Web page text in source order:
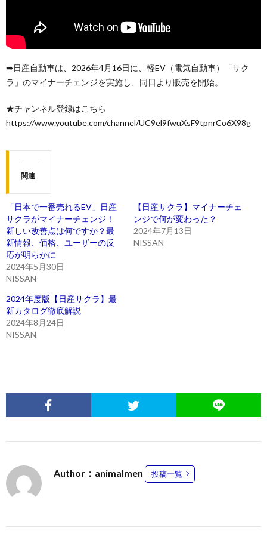
➡︎日産自動車は、2026年4月16日に、軽EV（電気自動車）「サク
ラ」のマイナーチェンジを実施し、同日より販売を開始。
★チャンネル登録はこちら
https://www.youtube.com/channel/UC9el9fwuXsF9tpnrCo6X98g
関連
「日本で一番売れるEV」日産
サクラがマイナーチェンジ！
新しい改善点は何ですか？最
新情報、価格、ユーザーの反
応が明らかに
2024年5月30日
NISSAN
【日産サクラ】マイナーチェ
ンジで何が変わった？
2024年7月13日
NISSAN
2024年度版【日産サクラ】最
新カタログ徹底解説
2024年8月24日
NISSAN
Author：animalmen 投稿一覧